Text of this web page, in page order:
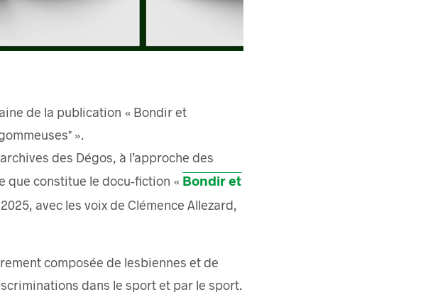
de la publication « Bondir et
».
des Dégos, à l’approche des
que constitue le docu-fiction « Bondir et
avec les voix de Clémence Allezard,
composée de lesbiennes et de
dans le sport et par le sport.